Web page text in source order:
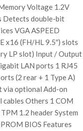
Voltage 1.2V
Detects double-bit
VGA ASPEED
x16 (FH/HL 9.5″) slots
LP slot) Input / Output
LAN ports 1 RJ45
(2 rear + 1 Type A)
via optional Add-on
Others 1 COM
1.2 header System
BIOS Features